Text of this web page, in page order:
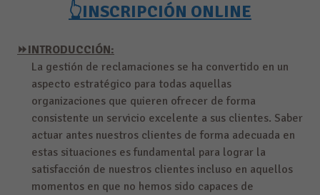
👆INSCRIPCIÓN ONLINE
⏩INTRODUCCIÓN:
La gestión de reclamaciones se ha convertido en un
aspecto estratégico para todas aquellas
organizaciones que quieren ofrecer de forma
consistente un servicio excelente a sus clientes. Saber
actuar antes nuestros clientes de forma adecuada en
estas situaciones es fundamental para lograr la
satisfacción de nuestros clientes incluso en aquellos
momentos en que no hemos sido capaces de